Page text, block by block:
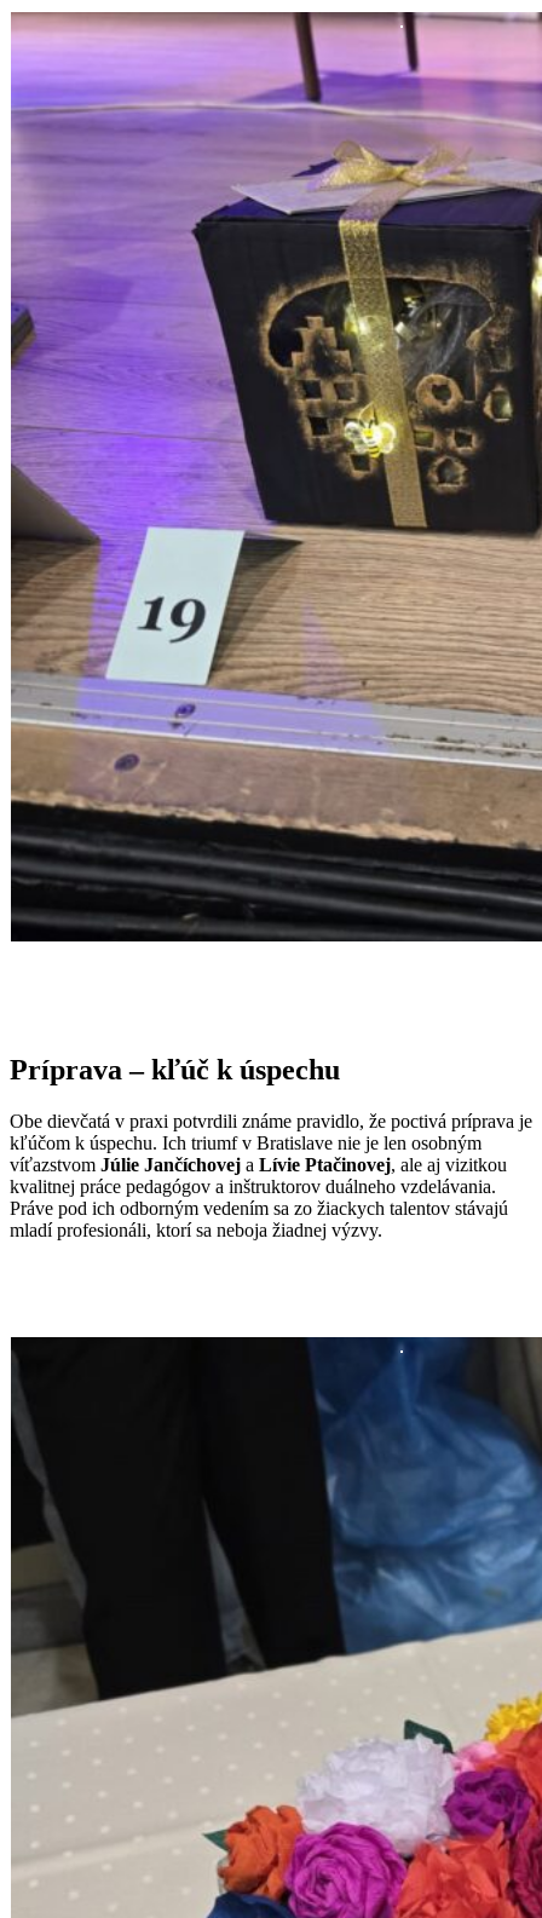
Príprava – kľúč k úspechu
Obe dievčatá v praxi potvrdili známe pravidlo, že poctivá príprava je
kľúčom k úspechu. Ich triumf v Bratislave nie je len osobným
víťazstvom Júlie Jančíchovej a Lívie Ptačinovej, ale aj vizitkou
kvalitnej práce pedagógov a inštruktorov duálneho vzdelávania.
Práve pod ich odborným vedením sa zo žiackych talentov stávajú
mladí profesionáli, ktorí sa neboja žiadnej výzvy.